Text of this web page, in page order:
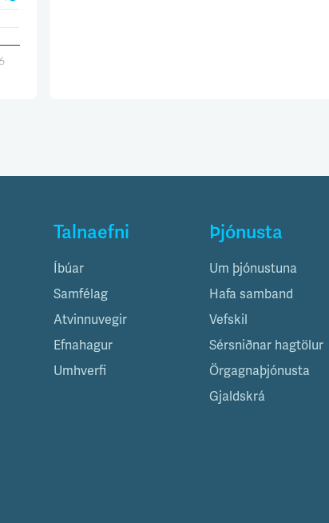
Talnaefni
Íbúar
Samfélag
Atvinnuvegir
Efnahagur
Umhverfi
Þjónusta
Um þjónustuna
Hafa samband
Vefskil
Sérsniðnar hagtölur
Örgagnaþjónusta
Gjaldskrá